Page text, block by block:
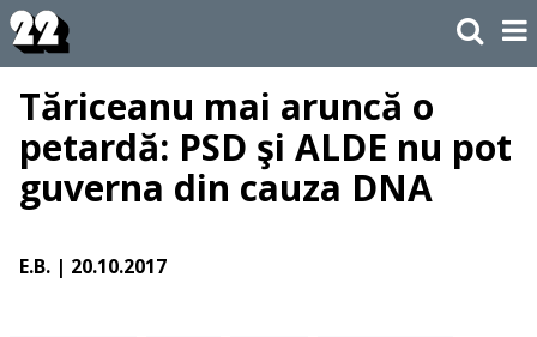
Tăriceanu mai aruncă o
petardă: PSD şi ALDE nu pot
guverna din cauza DNA
E.B. | 20.10.2017